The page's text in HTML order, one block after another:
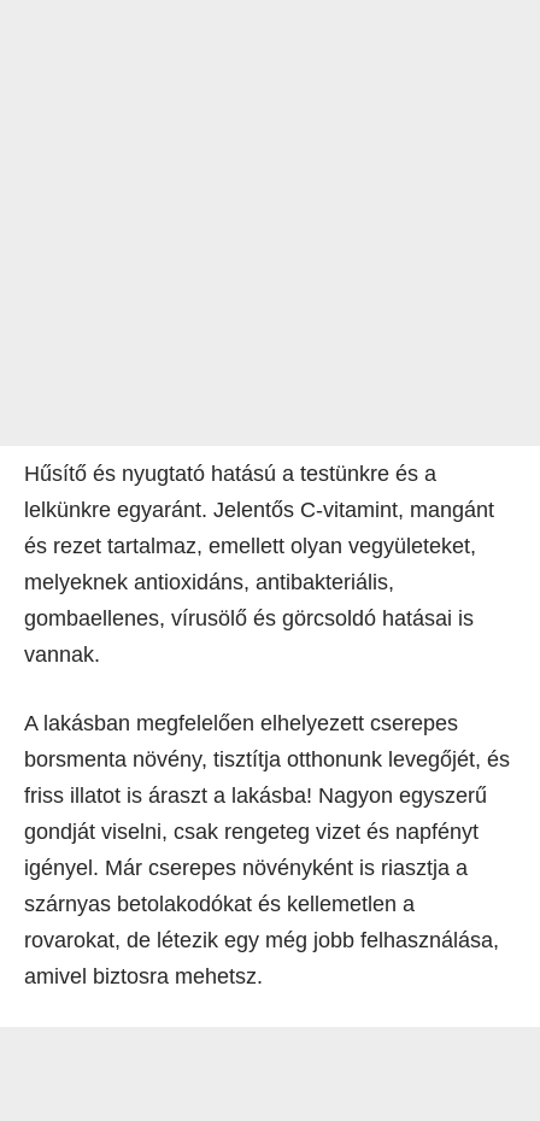
Hűsítő és nyugtató hatású a testünkre és a
lelkünkre egyaránt. Jelentős C-vitamint, mangánt
és rezet tartalmaz, emellett olyan vegyületeket,
melyeknek antioxidáns, antibakteriális,
gombaellenes, vírusölő és görcsoldó hatásai is
vannak.
A lakásban megfelelően elhelyezett cserepes
borsmenta növény, tisztítja otthonunk levegőjét, és
friss illatot is áraszt a lakásba! Nagyon egyszerű
gondját viselni, csak rengeteg vizet és napfényt
igényel. Már cserepes növényként is riasztja a
szárnyas betolakodókat és kellemetlen a
rovarokat, de létezik egy még jobb felhasználása,
amivel biztosra mehetsz.